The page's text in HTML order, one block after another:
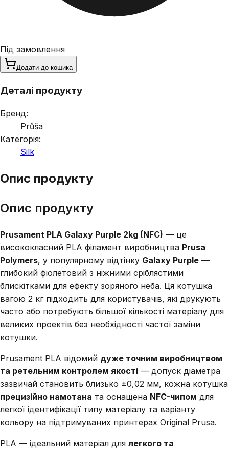
Під замовлення
Додати до кошика
Деталі продукту
Бренд:
Průša
Категорія:
Silk
Опис продукту
Опис продукту
Prusament PLA Galaxy Purple 2kg (NFC) — це
висококласний PLA філамент виробництва Prusa
Polymers, у популярному відтінку Galaxy Purple —
глибокий фіолетовий з ніжними сріблястими
блискітками для ефекту зоряного неба. Ця котушка
вагою 2 кг підходить для користувачів, які друкують
часто або потребують більшої кількості матеріалу для
великих проектів без необхідності частої заміни
котушки.
Prusament PLA відомий дуже точним виробництвом
та ретельним контролем якості — допуск діаметра
зазвичай становить близько ±0,02 мм, кожна котушка
прецизійно намотана та оснащена NFC-чипом для
легкої ідентифікації типу матеріалу та варіанту
кольору на підтримуваних принтерах Original Prusa.
PLA — ідеальний матеріал для легкого та